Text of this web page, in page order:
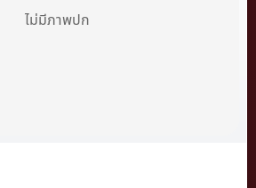
ไม่มีภาพปก